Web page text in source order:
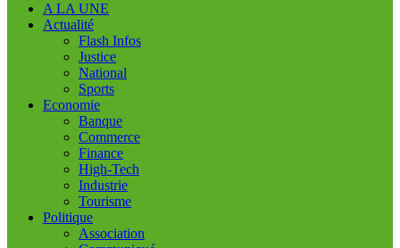
A LA UNE
Actualité
Flash Infos
Justice
National
Sports
Economie
Banque
Commerce
Finance
High-Tech
Industrie
Tourisme
Politique
Association